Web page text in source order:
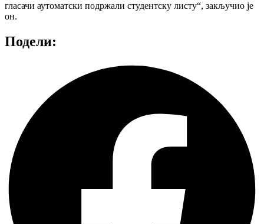
гласачи аутоматски подржали студентску листу“, закључио је
он.
Подели: